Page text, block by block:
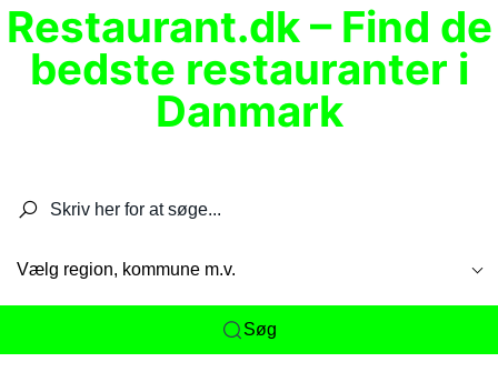
Restaurant.dk – Find de
bedste restauranter i
Danmark
Vælg region, kommune m.v.
Søg